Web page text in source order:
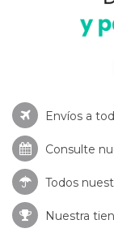
Envíos a
Consulte
Todos
Nuestra